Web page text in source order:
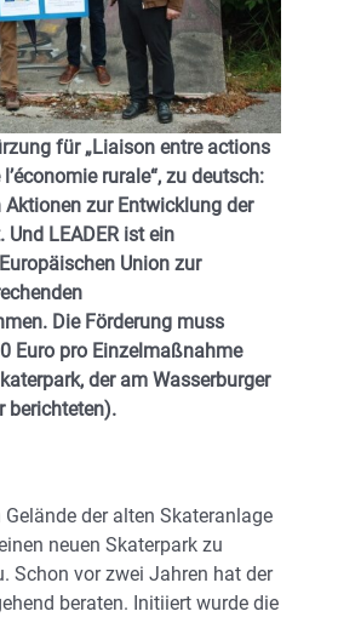
für „Liaison entre actions
rurale“, zu deutsch:
zur Entwicklung der
LEADER ist ein
Union zur
Die Förderung muss
Euro pro Einzelmaßnahme
der am Wasserburger
berichteten).
der alten Skateranlage
neuen Skaterpark zu
Schon vor zwei Jahren hat der
beraten. Initiiert wurde die